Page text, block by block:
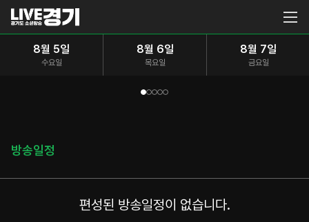
8월 5일
수요일
8월 6일
목요일
8월 7일
금요일
방송일정
편성된 방송일정이 없습니다.